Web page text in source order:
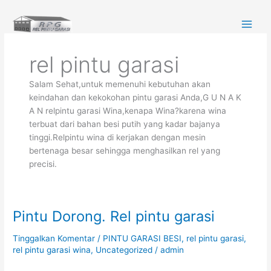
konten
rel pintu garasi
Salam Sehat,untuk memenuhi kebutuhan akan
keindahan dan kekokohan pintu garasi Anda,G U N A K
A N relpintu garasi Wina,kenapa Wina?karena wina
terbuat dari bahan besi putih yang kadar bajanya
tinggi.Relpintu wina di kerjakan dengan mesin
bertenaga besar sehingga menghasilkan rel yang
precisi.
Pintu Dorong. Rel pintu garasi
Tinggalkan Komentar / PINTU GARASI BESI, rel pintu garasi,
rel pintu garasi wina, Uncategorized /admin
Pintu
Rel
pintu